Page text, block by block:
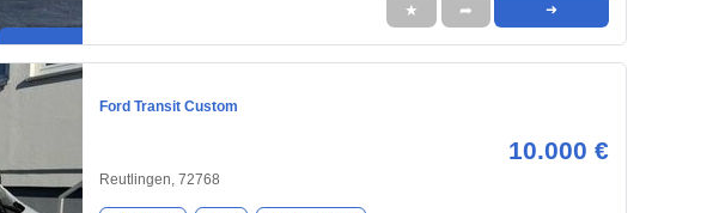
★ ➦ ➜
Ford Transit Custom
10.000 €
Reutlingen, 72768